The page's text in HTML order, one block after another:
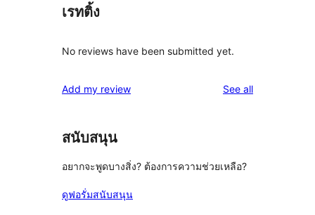
เรทติ้ง
No reviews have been submitted yet.
Add my review See allreviews
สนับสนุน
อยากจะพูดบางสิ่ง? ต้องการความช่วยเหลือ?
ดูฟอรั่มสนับสนุน